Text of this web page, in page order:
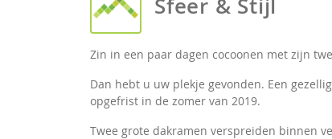
Sfeer & Stijl
Zin in een paar dagen cocoonen met zijn
Dan hebt u uw plekje gevonden. Een
opgefrist in de zomer van 2019.
Twee grote dakramen verspreiden binnen